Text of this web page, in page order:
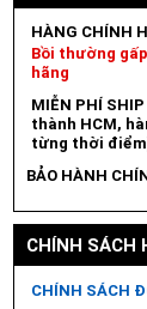
HÀNG CHÍNH
Bồi thường
hãng
MIỄN PHÍ
thành HCM,
từng thời
BẢO HÀNH
CHÍNH SÁCH
CHÍNH SÁCH